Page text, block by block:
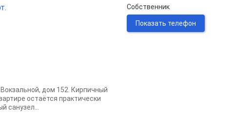
дом 152. Кирпичный
остаётся практически
санузел...
Собственник
Показать телефон